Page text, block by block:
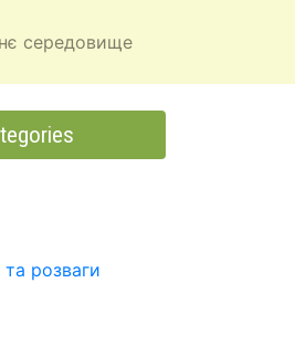
середовище
розваги